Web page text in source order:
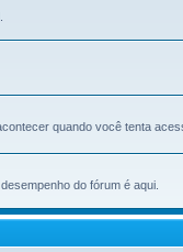
quando você tenta
do fórum é aqui.